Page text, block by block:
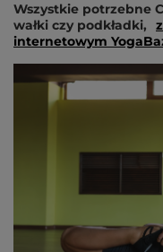
Wszystkie potrzebne
wałki czy podkładki,
internetowym